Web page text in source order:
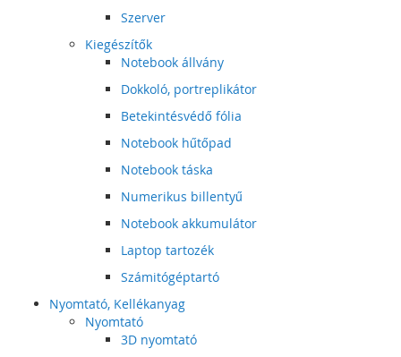
Szerver
Kiegészítők
Notebook állvány
Dokkoló, portreplikátor
Betekintésvédő fólia
Notebook hűtőpad
Notebook táska
Numerikus billentyű
Notebook akkumulátor
Laptop tartozék
Számitógéptartó
Nyomtató, Kellékanyag
Nyomtató
3D nyomtató